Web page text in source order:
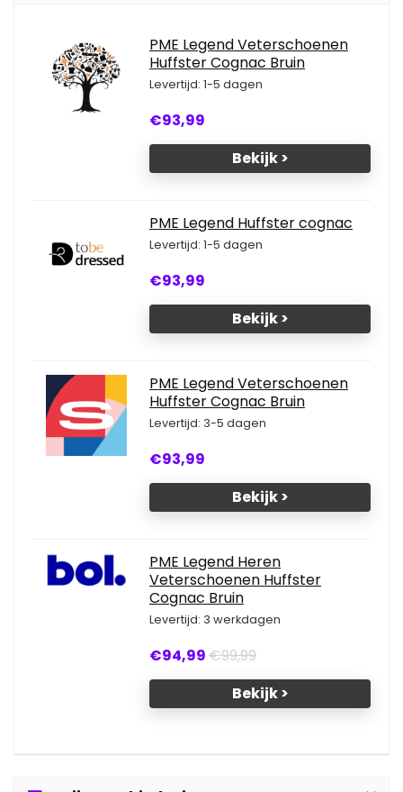
PME Legend Veterschoenen
Huffster Cognac Bruin
Levertijd: 1-5 dagen
€93,99
Bekijk >
PME Legend Huffster cognac
Levertijd: 1-5 dagen
€93,99
Bekijk >
PME Legend Veterschoenen
Huffster Cognac Bruin
Levertijd: 3-5 dagen
€93,99
Bekijk >
PME Legend Heren
Veterschoenen Huffster
Cognac Bruin
Levertijd: 3 werkdagen
€94,99€99,99
Bekijk >